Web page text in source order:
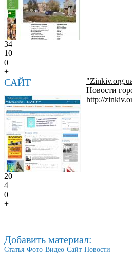
34
10
0
+
САЙТ
Новости
http://
20
4
0
+
Добавить материал:
Статья Фото Видео Сайт Новости